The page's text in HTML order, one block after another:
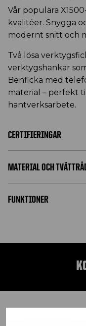
Vår populära
kvalitéer. Snygga
modernt snitt och
Två lösa
verktygshankar
Benficka med
material – perfekt
hantverksarbete.
CERTIFIERINGAR
MATERIAL OCH
FUNKTIONER